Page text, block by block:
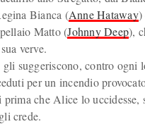
Bianca (Anne Hataway)
Matto (Johnny Deep),
verve.
suggeriscono, contro ogni
per un incendio
prima che Alice lo uccidesse,
crede.